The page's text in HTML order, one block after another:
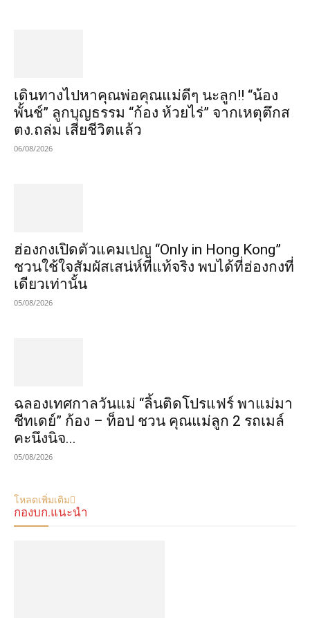
เดินทางไปหาคุณพ่อคุณแม่ดีๆ นะลูก!! “น้อง
พั้นช์” ลูกบุญธรรม “ก้อง ห้วยไร่” จากเหตุตึกส
ตง.ถล่ม เสียชีวิตแล้ว
06/08/2026
ฮ่องกงเปิดตัวแคมเปญ “Only in Hong Kong”
ชวนใช้ใจสัมผัสเสน่ห์ที่แท้จริง พบได้ที่ฮ่องกงที่
เดียวเท่านั้น
05/08/2026
ฉลองเทศกาลวันแม่ “ลิ้นติดโปรแฟร์ พาแม่มา
ชีทเดย์” ก้อง – ท็อป ชวน คุณแม่ลูก 2 รถเมล์
คะนึงนิจ...
05/08/2026
โหลดเพิ่มเติม
กองบก.แนะนำ